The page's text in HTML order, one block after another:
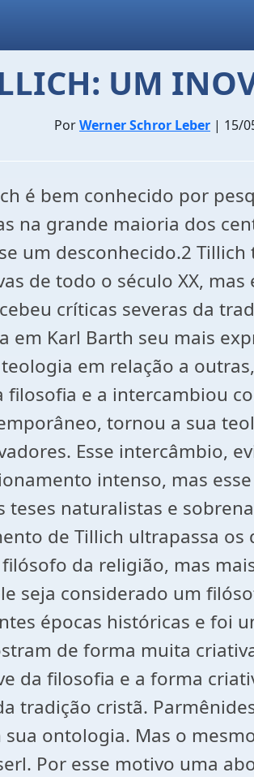
UM
PorWerner Schror Leber | 15/
é bem conhecido por
na grande maioria dos
um desconhecido.2
de todo o século XX,
críticas severas da
em Karl Barth seu mais
em relação a
filosofia e a intercambiou
tornou a sua
Esse intercâmbio,
intenso, mas
teses naturalistas e
de Tillich ultrapassa
da religião, mas
seja considerado um
épocas históricas e foi
de forma muita
da filosofia e a forma
tradição cristã.
ontologia. Mas o
Por esse motivo uma